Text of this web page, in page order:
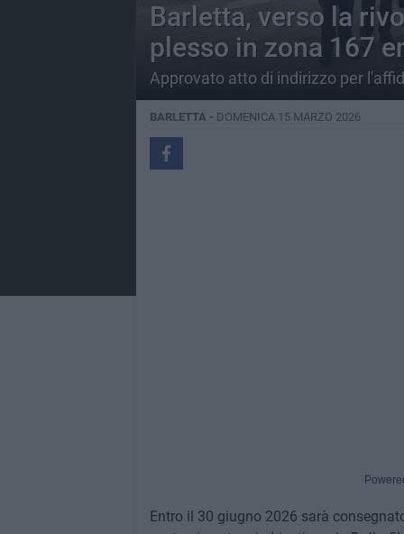
Barletta, verso la
plesso in zona 167
Approvato atto di indirizzo per
BARLETTA - DOMENICA 15 MARZO 2026
Entro il 30 giugno 2026 sarà